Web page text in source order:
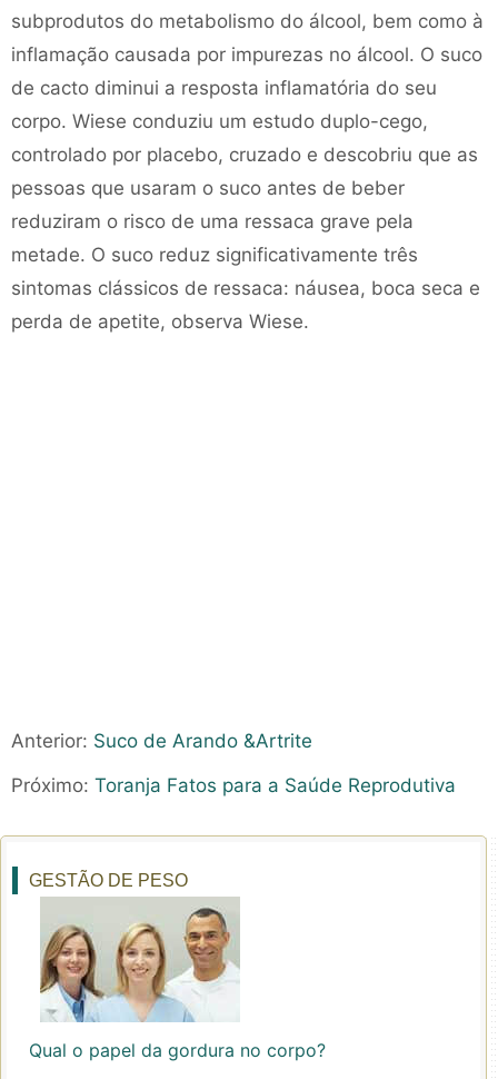
subprodutos do metabolismo do álcool, bem como à
inflamação causada por impurezas no álcool. O suco
de cacto diminui a resposta inflamatória do seu
corpo. Wiese conduziu um estudo duplo-cego,
controlado por placebo, cruzado e descobriu que as
pessoas que usaram o suco antes de beber
reduziram o risco de uma ressaca grave pela
metade. O suco reduz significativamente três
sintomas clássicos de ressaca: náusea, boca seca e
perda de apetite, observa Wiese.
Anterior: Suco de Arando &Artrite
Próximo: Toranja Fatos para a Saúde Reprodutiva
GESTÃO DE PESO
Qual o papel da gordura no corpo?